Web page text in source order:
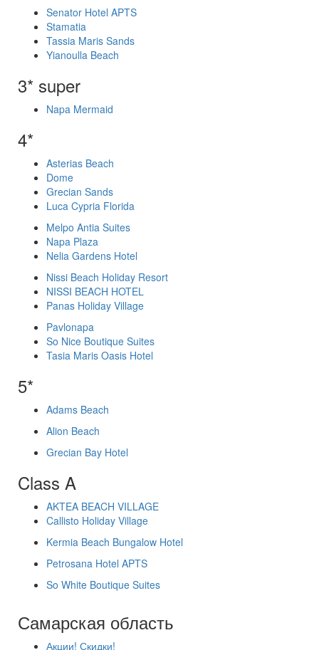
Senator Hotel APTS
Stamatia
Tassia Maris Sands
Yianoulla Beach
3* super
Napa Mermaid
4*
Asterias Beach
Dome
Grecian Sands
Luca Cypria Florida
Melpo Antia Suites
Napa Plaza
Nelia Gardens Hotel
Nissi Beach Holiday Resort
NISSI BEACH HOTEL
Panas Holiday Village
Pavlonapa
So Nice Boutique Suites
Tasia Maris Oasis Hotel
5*
Adams Beach
Alion Beach
Grecian Bay Hotel
Class A
AKTEA BEACH VILLAGE
Callisto Holiday Village
Kermia Beach Bungalow Hotel
Petrosana Hotel APTS
So White Boutique Suites
Самарская область
Акции! Скидки!